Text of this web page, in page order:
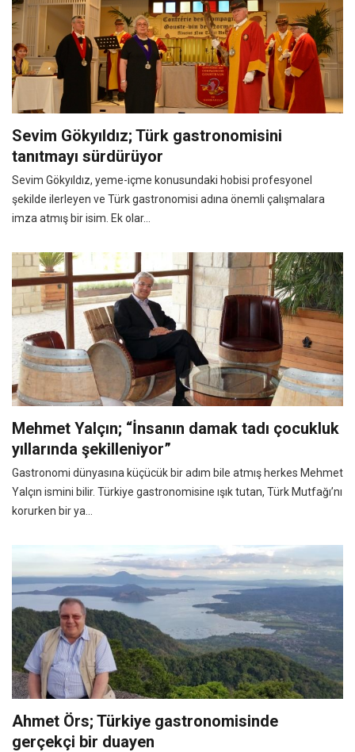
Sevim Gökyıldız; Türk gastronomisini
tanıtmayı sürdürüyor
Sevim Gökyıldız, yeme-içme konusundaki hobisi profesyonel
şekilde ilerleyen ve Türk gastronomisi adına önemli çalışmalara
imza atmış bir isim. Ek olar...
Mehmet Yalçın; “İnsanın damak tadı çocukluk
yıllarında şekilleniyor”
Gastronomi dünyasına küçücük bir adım bile atmış herkes Mehmet
Yalçın ismini bilir. Türkiye gastronomisine ışık tutan, Türk Mutfağı’nı
korurken bir ya...
Ahmet Örs; Türkiye gastronomisinde
gerçekçi bir duayen